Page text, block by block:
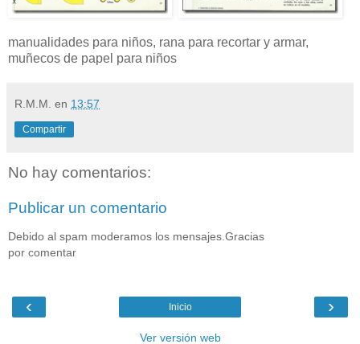
manualidades para niños, rana para recortar y armar,
muñecos de papel para niños
R.M.M. en 13:57
Compartir
No hay comentarios:
Publicar un comentario
Debido al spam moderamos los mensajes.Gracias
por comentar
‹ ›
Inicio
Ver versión web